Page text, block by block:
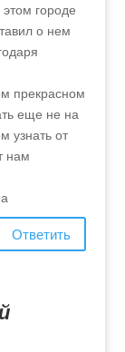
городе
о нем
прекрасном
еще не на
узнать от
нам
Ответить